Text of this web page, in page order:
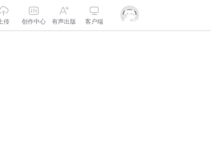
上传 创作中心 有声出版 客户端